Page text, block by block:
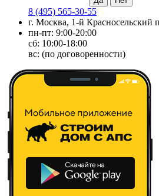
8 (495) 565-30-55
г. Москва, 1-й Красносельский
пн-пт: 9:00-20:00
сб: 10:00-18:00
вс: (по договоренности)